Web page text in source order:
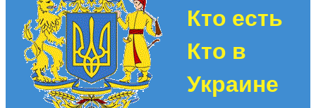
Кто есть
Кто в
Украине